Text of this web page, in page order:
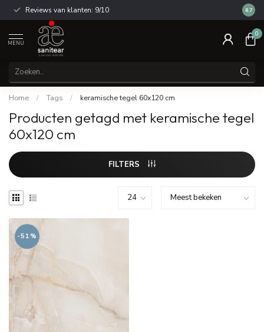
Reviews van klanten: 9/10 14
8.7
MENU
0
Home / Tags / keramische tegel 60x120 cm
Producten getagd met keramische tegel
60x120 cm
FILTERS
-51%